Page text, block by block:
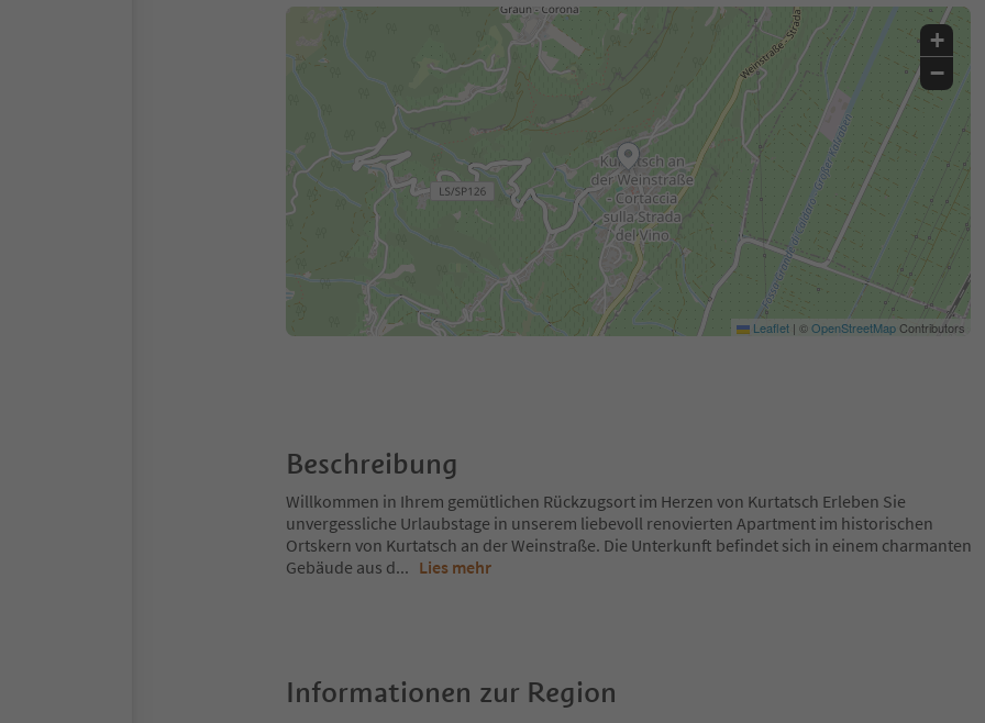
+
−
Leaflet | ©OpenStreetMapContributors
Beschreibung
Willkommen in Ihrem gemütlichen Rückzugsort im Herzen von Kurtatsch Erleben Sie
unvergessliche Urlaubstage in unserem liebevoll renovierten Apartment im historischen
Ortskern von Kurtatsch an der Weinstraße. Die Unterkunft befindet sich in einem charmanten
Gebäude aus d... Lies mehr
Informationen zur Region